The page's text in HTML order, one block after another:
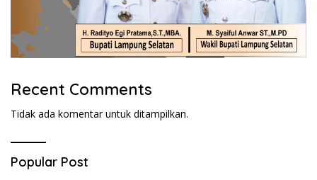
Recent Comments
Tidak ada komentar untuk ditampilkan.
Popular Post